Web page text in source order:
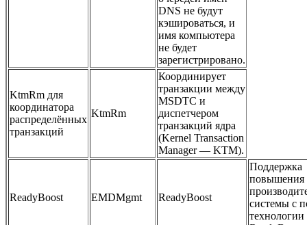
DNS не будут
кэшироваться, и
имя компьютера
не будет
зарегистрировано.
KtmRm для
координатора
распределённых
транзакций
KtmRm
Координирует
транзакции между
MSDTC и
диспетчером
транзакций ядра
(Kernel Transaction
Manager — KTM).
ReadyBoost EMDMgmt ReadyBoost
Поддержка
повышения
системы с
технологии